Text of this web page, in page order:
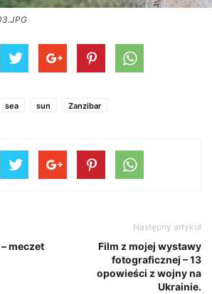
sea sun Zanzibar
meczet
Następny artykuł
Film z mojej wystawy
fotograficznej – 13
opowieści z wojny na
Ukrainie.